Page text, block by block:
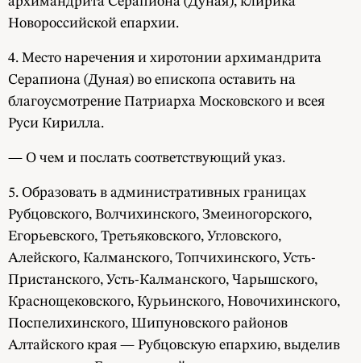
Новороссийской епархии.
4. Место наречения и хиротонии архимандрита
Серапиона (Дуная) во епископа оставить на
благоусмотрение Патриарха Московского и всея
Руси Кирилла.
— О чем и послать соответствующий указ.
5. Образовать в административных границах
Рубцовского, Волчихинского, Змеиногорского,
Егорьевского, Третьяковского, Угловского,
Алейского, Калманского, Топчихинского, Усть-
Пристанского, Усть-Калманского, Чарышского,
Краснощековского, Курьинского, Новочихинского,
Поспелихинского, Шипуновского районов
Алтайского края — Рубцовскую епархию, выделив